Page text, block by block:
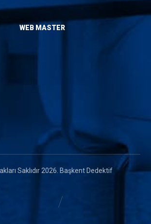
WEB MASTER
RSS
Saklıdır 2026. Başkent Dedektif